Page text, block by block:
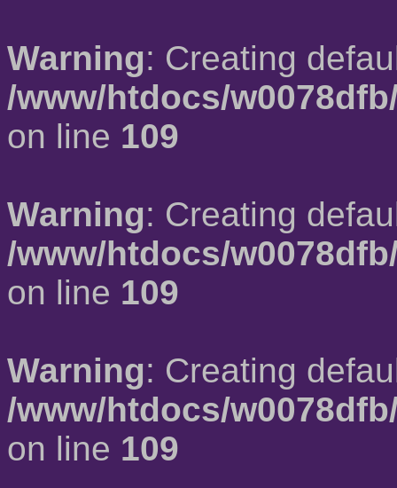
Warning: Creating
/www/htdocs/
on line 109
Warning: Creating
/www/htdocs/
on line 109
Warning: Creating
/www/htdocs/
on line 109